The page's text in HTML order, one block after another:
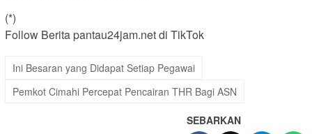
(*)
Follow Berita pantau24jam.net di TikTok
Ini Besaran yang Didapat Setiap Pegawai
Pemkot Cimahi Percepat Pencairan THR Bagi ASN
SEBARKAN